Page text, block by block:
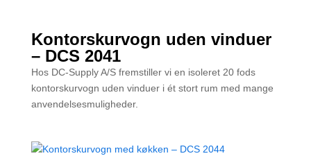
Kontorskurvogn uden vinduer
– DCS 2041
Hos DC-Supply A/S fremstiller vi en isoleret 20 fods
kontorskurvogn uden vinduer i ét stort rum med mange
anvendelsesmuligheder.